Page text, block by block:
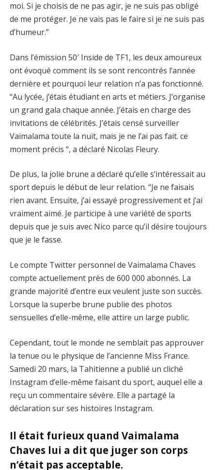
moi. Si je choisis de ne pas agir, je ne suis pas obligé
de me protéger. Je ne vais pas le faire si je ne suis pas
d’humeur.”
Dans l’émission 50′ Inside de TF1, les deux amoureux
ont évoqué comment ils se sont rencontrés l’année
dernière et pourquoi leur relation n’a pas fonctionné.
“Au lycée, j’étais étudiant en arts et métiers. J’organise
un grand gala chaque année. J’étais en charge des
invitations de célébrités. J’étais censé surveiller
Vaimalama toute la nuit, mais je ne l’ai pas fait. ce
moment précis “, a déclaré Nicolas Fleury.
De plus, la jolie brune a déclaré qu’elle s’intéressait au
sport depuis le début de leur relation. “Je ne faisais
rien avant. Ensuite, j’ai essayé progressivement et j’ai
vraiment aimé. Je participe à une variété de sports
depuis que je suis avec Nico parce qu’il désire toujours
que je le fasse.
Le compte Twitter personnel de Vaimalama Chaves
compte actuellement près de 600 000 abonnés. La
grande majorité d’entre eux veulent juste son succès.
Lorsque la superbe brune publie des photos
sensuelles d’elle-même, elle attire un large public.
Cependant, tout le monde ne semblait pas approuver
la tenue ou le physique de l’ancienne Miss France.
Samedi 20 mars, la Tahitienne a publié un cliché
Instagram d’elle-même faisant du sport, auquel elle a
reçu un commentaire sévère. Elle a partagé la
déclaration sur ses histoires Instagram.
Il était furieux quand Vaimalama
Chaves lui a dit que juger son corps
n’était pas acceptable.